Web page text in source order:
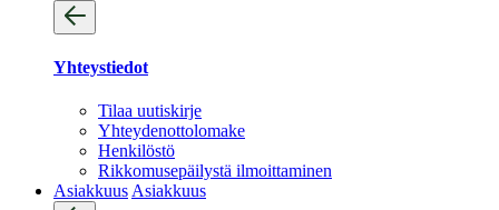
Yhteystiedot
Tilaa uutiskirje
Yhteydenotto­lomake
Henkilöstö
Rikkomusepäilystä ilmoittaminen
Asiakkuus Asiakkuus